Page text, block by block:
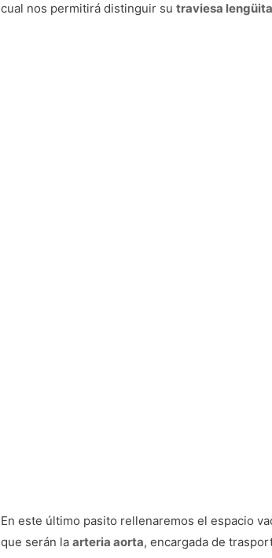
cual nos permitirá distinguir sutraviesa lengüita
En este último pasito rellenaremos el espacio
que serán laarteria aorta, encargada de